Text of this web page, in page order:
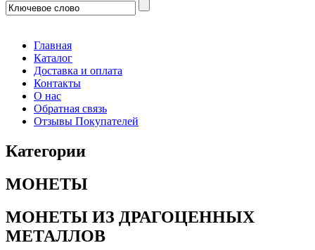
Главная
Каталог
Доставка и оплата
Контакты
О нас
Обратная связь
Отзывы Покупателей
Категории
МОНЕТЫ
МОНЕТЫ ИЗ ДРАГОЦЕННЫХ
МЕТАЛЛОВ